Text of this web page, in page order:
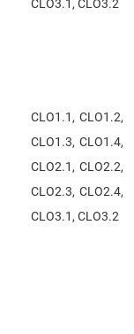
CLO3.1, CLO3.2
CLO1.1, CLO1.2,
CLO1.3, CLO1.4,
CLO2.1, CLO2.2,
CLO2.3, CLO2.4,
CLO3.1, CLO3.2